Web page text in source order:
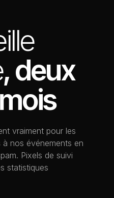
, deux
vraiment pour les
à nos événements en
Pixels de suivi
statistiques